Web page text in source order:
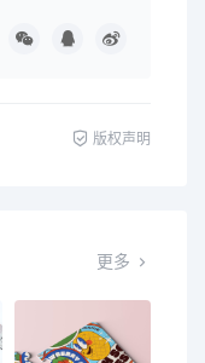
版权声明
更多